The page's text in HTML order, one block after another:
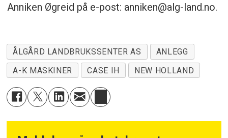
Anniken Øgreid på e-post: anniken@alg-land.no.
ÅLGÅRD LANDBRUKSSENTER AS
ANLEGG
A-K MASKINER
CASE IH NEW HOLLAND